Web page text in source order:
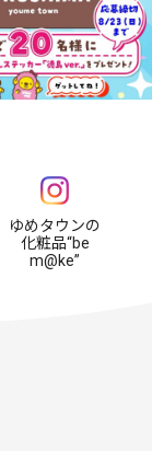
ゆめタウンの
化粧品“be
m@ke”